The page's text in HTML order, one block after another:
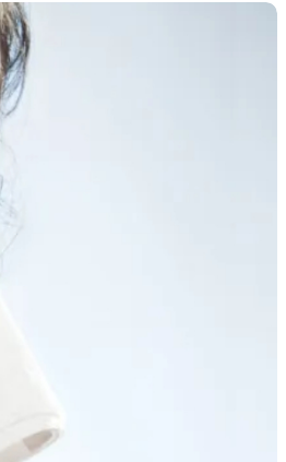
de caso: Pedro Scooby
Higienização, distanciamento